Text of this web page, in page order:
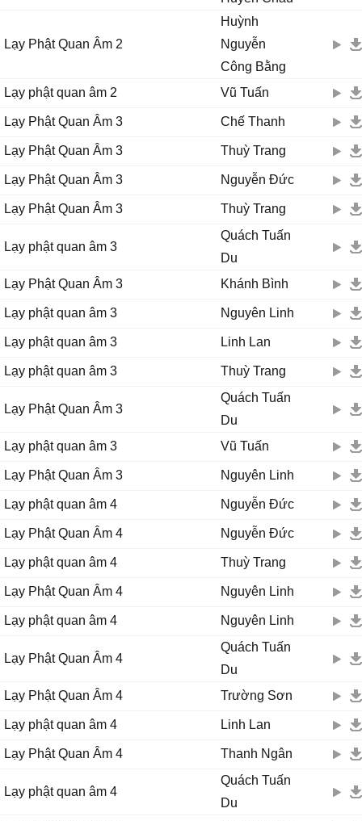
Lạy Phật Quan Âm 2
Huỳnh
Nguyễn
Công Bằng
Lạy phật quan âm 2
Vũ Tuấn
Lạy Phật Quan Âm 3 Chế Thanh
Lạy Phật Quan Âm 3 Thuỳ Trang
Lạy Phật Quan Âm 3 Nguyễn Đức
Lạy Phật Quan Âm 3 Thuỳ Trang
Lạy phật quan âm 3
Quách Tuấn
Du
Lạy Phật Quan Âm 3
Khánh Bình
Lạy phật quan âm 3 Nguyên Linh
Lạy phật quan âm 3 Linh Lan
Lạy phật quan âm 3 Thuỳ Trang
Lạy Phật Quan Âm 3
Quách Tuấn
Du
Lạy phật quan âm 3
Vũ Tuấn
Lạy Phật Quan Âm 3 Nguyên Linh
Lạy phật quan âm 4 Nguyễn Đức
Lạy Phật Quan Âm 4 Nguyễn Đức
Lạy phật quan âm 4 Thuỳ Trang
Lạy Phật Quan Âm 4 Nguyên Linh
Lạy phật quan âm 4 Nguyên Linh
Lạy Phật Quan Âm 4
Quách Tuấn
Du
Lạy Phật Quan Âm 4
Trường Sơn
Lạy phật quan âm 4 Linh Lan
Lạy Phật Quan Âm 4 Thanh Ngân
Lạy phật quan âm 4
Quách Tuấn
Du